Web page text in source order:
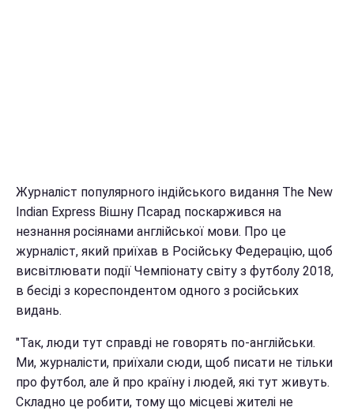
Журналіст популярного індійського видання The New
Indian Express Вішну Псарад поскаржився на
незнання росіянами англійської мови. Про це
журналіст, який приїхав в Російську Федерацію, щоб
висвітлювати події Чемпіонату світу з футболу 2018,
в бесіді з кореспондентом одного з російських
видань.
"Так, люди тут справді не говорять по-англійськи.
Ми, журналісти, приїхали сюди, щоб писати не тільки
про футбол, але й про країну і людей, які тут живуть.
Складно це робити, тому що місцеві жителі не